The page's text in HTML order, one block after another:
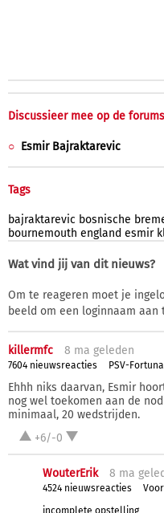
Discussieer mee op de forums
Esmir Bajraktarevic
Tags
bajraktarevic bosnische
bournemouth england esmir
Wat vind jij van dit nieuws?
Om te reageren moet je
beeld om een loginnaam
killermfc 8 ma geleden
7604 nieuwsreacties PSV-
Ehhh niks daarvan, Esmir
nog wel toekomen aan de
minimaal, 20 wedstrijden.
+6/-0
WouterErik 8 ma
4524 nieuwsreacties
incomplete opstelling